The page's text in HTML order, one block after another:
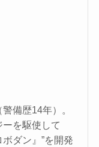
備歴14年）。
を駆使して
ダン』”を開発